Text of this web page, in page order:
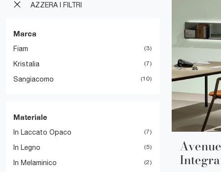
AZZERA I FILTRI
Marca
Fiam 3
Kristalia 7
Sangiacomo 10
Materiale
In Laccato Opaco 7
In Legno 5
In Melaminico 2